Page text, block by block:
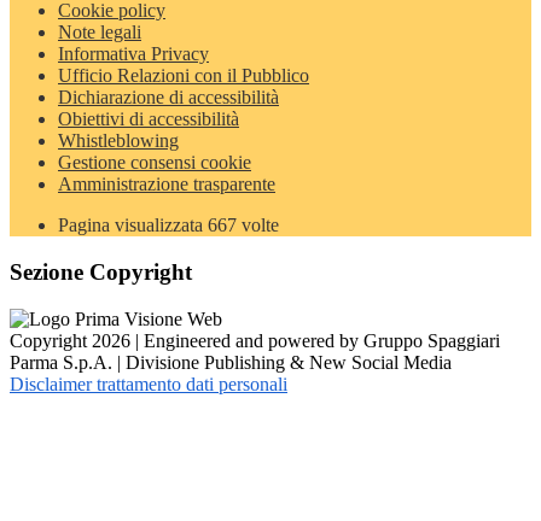
Cookie policy
Note legali
Informativa Privacy
Ufficio Relazioni con il Pubblico
Dichiarazione di accessibilità
Obiettivi di accessibilità
Whistleblowing
Gestione consensi cookie
Amministrazione trasparente
Pagina visualizzata 667 volte
Sezione Copyright
Copyright 2026 | Engineered and powered by Gruppo Spaggiari
Parma S.p.A. | Divisione Publishing & New Social Media
Disclaimer trattamento dati personali